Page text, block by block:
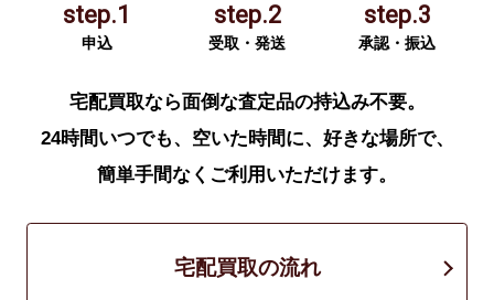
step.1
申込
step.2
受取・発送
step.3
承認・振込
宅配買取なら面倒な査定品の持込み不要。
24時間いつでも、空いた時間に、好きな場所で、
簡単手間なくご利用いただけます。
宅配買取の流れ